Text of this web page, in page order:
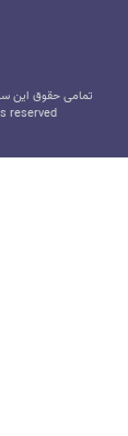
تمامی حقوق این
reserved